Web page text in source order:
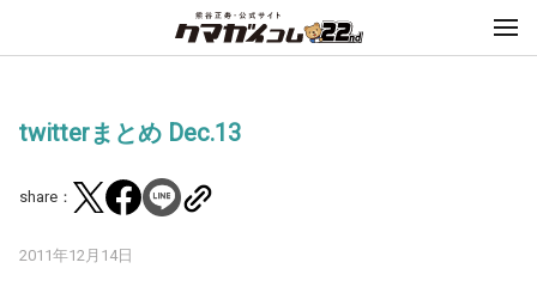
twitterまとめ Dec.13
share：
2011年12月14日